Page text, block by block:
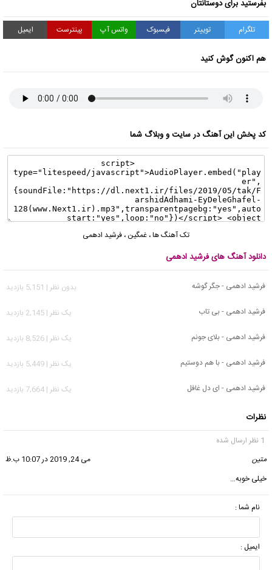
بفرستید برای دوستانتان
تلگرام توییتر فیسبوک واتس آپ پینترست ایمیل
هم اکنون گوش کنید
کد پخش این آهنگ در سایت و وبلاگ شما
تک آهنگ ها، غمگین ، فرشید ادهمی
دانلود آهنگ های فرشید ادهمی
فرشید ادهمی - جگر گوشه
بدون نظر | 5,151 بازدید
فرشید ادهمی - بی تاب
يک نظر | 2,145 بازدید
فرشید ادهمی - بلای جونم
يک نظر | 8,526 بازدید
فرشید ادهمی - با هم دوستیم
يک نظر | 5,449 بازدید
فرشید ادهمی - ای دل غافل
يک نظر | 7,664 بازدید
نظرات
1 نظر ارسال شده
متین
می 24, 2019 در 10:07 ب.ظ
خیلی خوبه…
نام شما :
ایمیل :